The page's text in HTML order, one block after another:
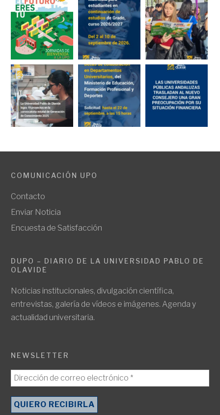
COMUNICACIÓN UPO
Contacto
Enviar Noticia
Encuesta de Satisfacción
DUPO – DIARIO DE LA UNIVERSIDAD PABLO DE
OLAVIDE
Noticias institucionales, divulgación científica,
entrevistas, galería de vídeos e imágenes. Agenda y
actualidad universitaria.
NEWSLETTER